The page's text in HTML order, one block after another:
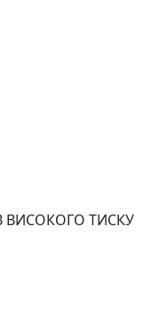
ВИСОКОГО ТИСКУ